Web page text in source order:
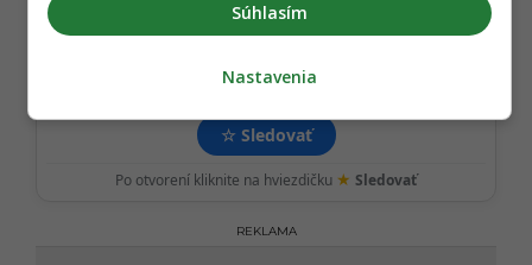
Sledujte nás na Google Správy
☆ Sledovať
Po otvorení kliknite na hviezdičku ★ Sledovať
REKLAMA
Súhlasím
Nastavenia